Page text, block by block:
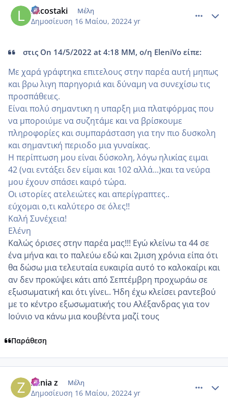
Lacostaki Μέλη
Δημοσίευση 16 Μαίου, 20224 yr
στις On 14/5/2022 at 4:18 ΜΜ, ο/η EleniVo είπε:
Με χαρά γράφτηκα επιτελους στην παρέα αυτή μηπως
και βρω λιγη παρηγοριά και δύναμη να συνεχίσω τις
προσπάθειες.
Είναι πολύ σημαντικη η υπαρξη μια πλατφόρμας που
να μποροιύμε να συζητάμε και να βρίσκουμε
πληροφορίες και συμπαράσταση για την πιο δυσκολη
και σημαντική περιοδο μια γυναίκας.
Η περίπτωση μου είναι δύσκολη, λόγω ηλικίας ειμαι
42 (ναι εντάξει δεν είμαι και 102 αλλά...)και τα νεύρα
μου έχουν σπάσει καιρό τώρα.
Οι ιστορίες ατελειώτες και απερίγραπτες..
εύχομαι ο,τι καλύτερο σε όλες!!
Καλή Συνέχεια!
Ελένη
Καλώς όρισες στην παρέα μας!!! Εγώ κλείνω τα 44 σε
ένα μήνα και το παλεύω εδώ και 2μιση χρόνια είπα ότι
θα δώσω μια τελευταία ευκαιρία αυτό το καλοκαίρι και
αν δεν προκύψει κάτι από Σεπτέμβρη προχωράω σε
εξωσωματική και ότι γίνει.. Ήδη έχω κλείσει ραντεβού
με το κέντρο εξωσωματικής του Αλέξανδρας για τον
Ιούνιο να κάνω μια κουβέντα μαζί τους
Παράθεση
Zenia z Μέλη
Δημοσίευση 16 Μαίου, 20224 yr